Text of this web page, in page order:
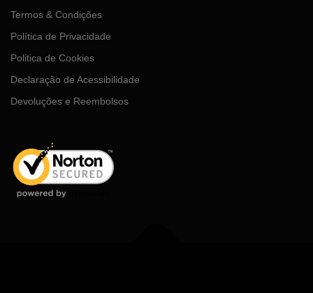
Termos & Condições
Política de Privacidade
Politica de Cookies
Declaração de Acessibilidade
Devoluções e Reembolsos